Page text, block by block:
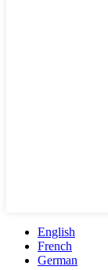
English
French
German